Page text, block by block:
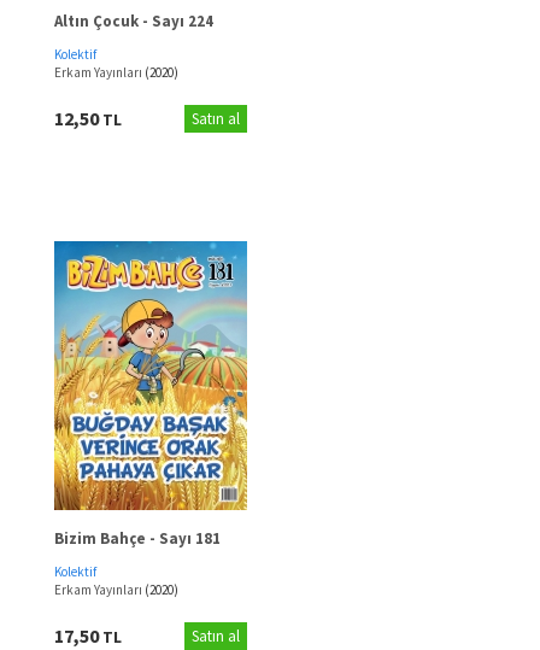
Altın Çocuk - Sayı 224
Kolektif
Erkam Yayınları (2020)
12,50TL Satın al
Bizim Bahçe - Sayı 181
Kolektif
Erkam Yayınları (2020)
17,50TL Satın al